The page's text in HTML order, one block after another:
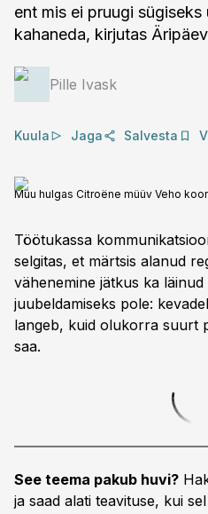
ent mis ei pruugi sügiseks
kahaneda, kirjutas
Pille Ivask
Kuula Jaga Salvesta
Muu hulgas Citroëne müüv Veho
Töötukassa
selgitas, et märtsis alanud
vähenemine jätkus ka
juubeldamiseks pole:
langeb, kuid olukorra suurt
saa.
See teema pakub huvi?
ja saad alati teavituse, kui